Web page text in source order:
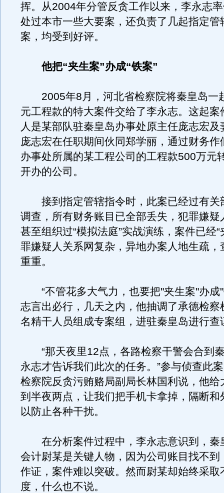
挥。从2004年分管反贪工作以来，李永志
处过本市一些大要案，还负责了几起指定管
案，均受到好评。
他把“夹生案”办成“铁案”
2005年8月，河北省检察院将秦皇岛一
元工程款的特大案件交给了李永志。这起案
人是某部队驻秦皇岛办事处原主任庞志宏及
庞志宏在任职期间伙同郑学丽，通过财务作
办事处所属的某工程公司的工程款500万元
开办的公司。
接到指定管辖指令时，此案已经过有关
调查，所有财务账目已全部丢失，犯罪嫌疑
甚至组织过“模拟法庭”实战演练，案件已经“
罪嫌疑人关系网复杂，异地办案人地生疏，
重重。
“不管花多大气力，也要把"夹生案"办成"
志言出必行，几天之内，他抽调了承德检察
名精干人员组成专案组，进驻秦皇岛进行查
“那天夜里12点，各路检察干警会合到
永志才告诉我们此次的任务。”参与侦查此
检察院反贪污贿赂局副局长林国利说，他给
到半夜两点，让我们把手机卡拿掉，隔断和
以防止各种干扰。
在分析案件过程中，李永志意识到，秦
会计尉某是关键人物，因为公司账目找不到
作证，案件难以突破。然而尉某却始终采取
度，什么也不说。